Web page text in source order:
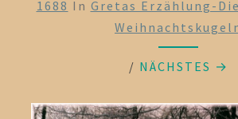
1688 In Gretas Erzählung-
/ NÄCHSTES →